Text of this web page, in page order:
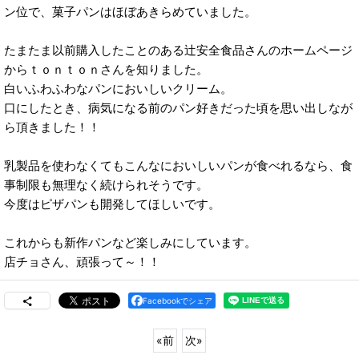
ン位で、菓子パンはほぼあきらめていました。
たまたま以前購入したことのある辻安全食品さんのホームページ
からｔｏｎｔｏｎさんを知りました。
白いふわふわなパンにおいしいクリーム。
口にしたとき、病気になる前のパン好きだった頃を思い出しなが
ら頂きました！！
乳製品を使わなくてもこんなにおいしいパンが食べれるなら、食
事制限も無理なく続けられそうです。
今度はピザパンも開発してほしいです。
これからも新作パンなど楽しみにしています。
店チョさん、頑張って～！！
Facebookでシェア
«前 次»